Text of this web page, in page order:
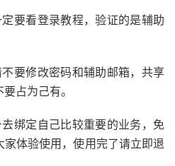
要看登录教程，验证的是辅助
要修改密码和辅助邮箱，共享
占为己有。
绑定自己比较重要的业务，免
体验使用，使用完了请立即退